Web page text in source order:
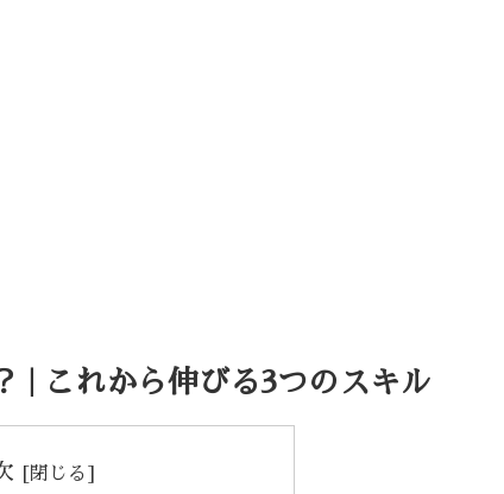
| これから伸びる3つのスキル